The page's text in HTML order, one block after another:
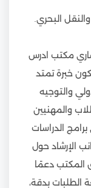
والنقل البحري.
مكتب ادرس
خبرة تمتد
والتوجيه
والمهنيين
الدراسات
الإرشاد حول
المكتب دعمًا
الطلبات بدقة،